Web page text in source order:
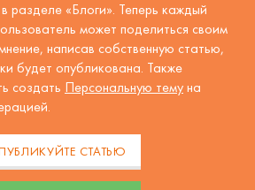
разделе «Блоги». Теперь каждый
может поделиться своим
написав собственную статью,
будет опубликована. Также
создать Персональную тему на
СТАТЬЮ